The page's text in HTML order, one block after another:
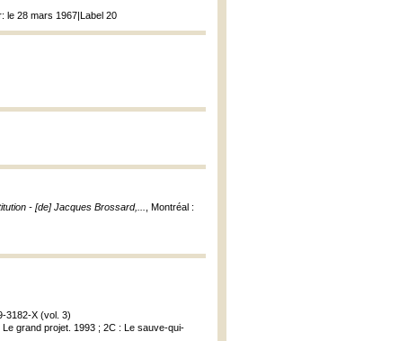
le 28 mars 1967|Label 20
- [de] Jacques Brossard,...
, Montréal :
3182-X (vol. 3)
grand projet. 1993 ; 2C : Le sauve-qui-